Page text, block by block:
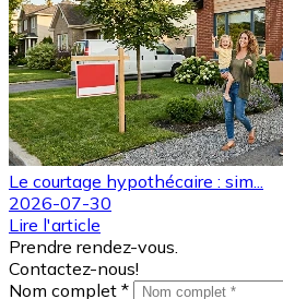
Le courtage hypothécaire : sim...
2026-07-30
Lire l'article
Prendre rendez-vous.
Contactez-nous!
Nom complet *